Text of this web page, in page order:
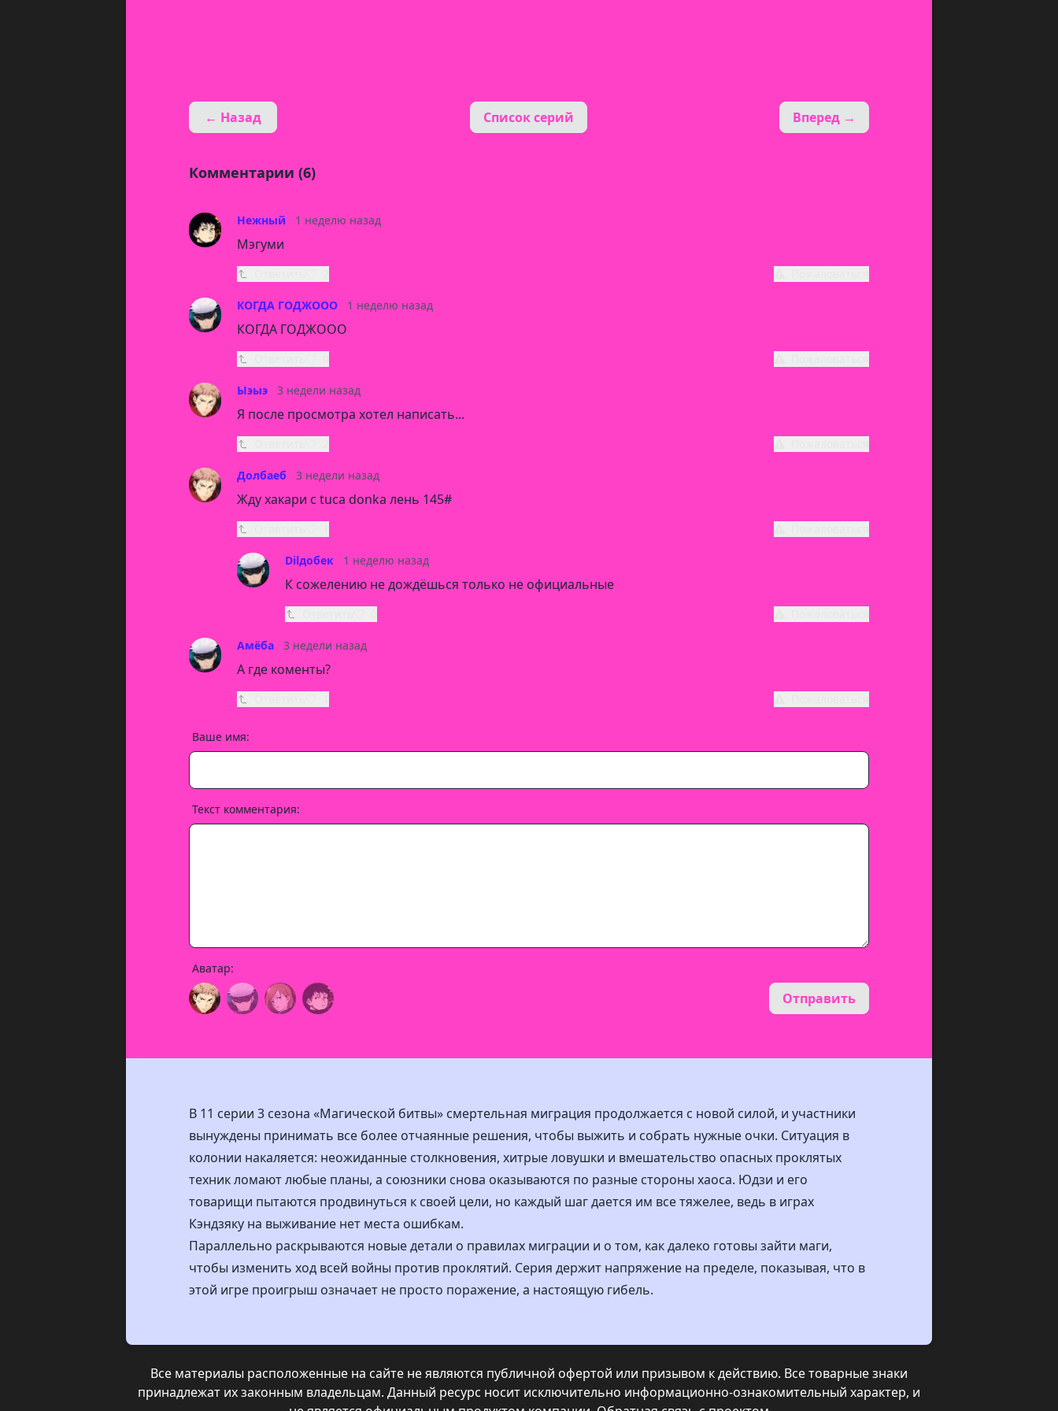
← Назад Список серий Вперед →
Комментарии (6)
Нежный 1 неделю назад
Мэгуми
КОГДА ГОДЖООО 1 неделю назад
КОГДА ГОДЖООО
Ыэыэ 3 недели назад
Я после просмотра хотел написать...
Долбаеб 3 недели назад
Жду хакари с tuca donka лень 145#
Dilдобек 1 неделю назад
К сожелению не дождёшься только не официальные
Амëба 3 недели назад
А где коменты?
Ваше имя:
Текст комментария:
Аватар:
Отправить
В 11 серии 3 сезона «Магической битвы» смертельная миграция продолжается с новой силой, и участники
вынуждены принимать все более отчаянные решения, чтобы выжить и собрать нужные очки. Ситуация в
колонии накаляется: неожиданные столкновения, хитрые ловушки и вмешательство опасных проклятых
техник ломают любые планы, а союзники снова оказываются по разные стороны хаоса. Юдзи и его
товарищи пытаются продвинуться к своей цели, но каждый шаг дается им все тяжелее, ведь в играх
Кэндзяку на выживание нет места ошибкам.
Параллельно раскрываются новые детали о правилах миграции и о том, как далеко готовы зайти маги,
чтобы изменить ход всей войны против проклятий. Серия держит напряжение на пределе, показывая, что в
этой игре проигрыш означает не просто поражение, а настоящую гибель.
Все материалы расположенные на сайте не являются публичной офертой или призывом к действию. Все товарные знаки
принадлежат их законным владельцам. Данный ресурс носит исключительно информационно-ознакомительный характер, и